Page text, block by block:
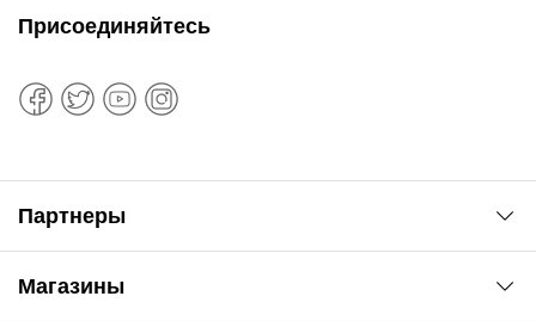
Магазины
Присоединяйтесь
Партнеры